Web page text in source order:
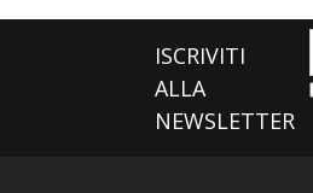
ISCRIVITI
ALLA
NEWSLETTER